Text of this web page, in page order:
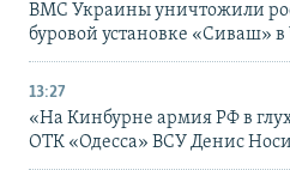
ВМС Украины уничтожили
буровой установке «Сиваш»
13:27
«На Кинбурне армия РФ в
ОТК «Одесса» ВСУ Денис